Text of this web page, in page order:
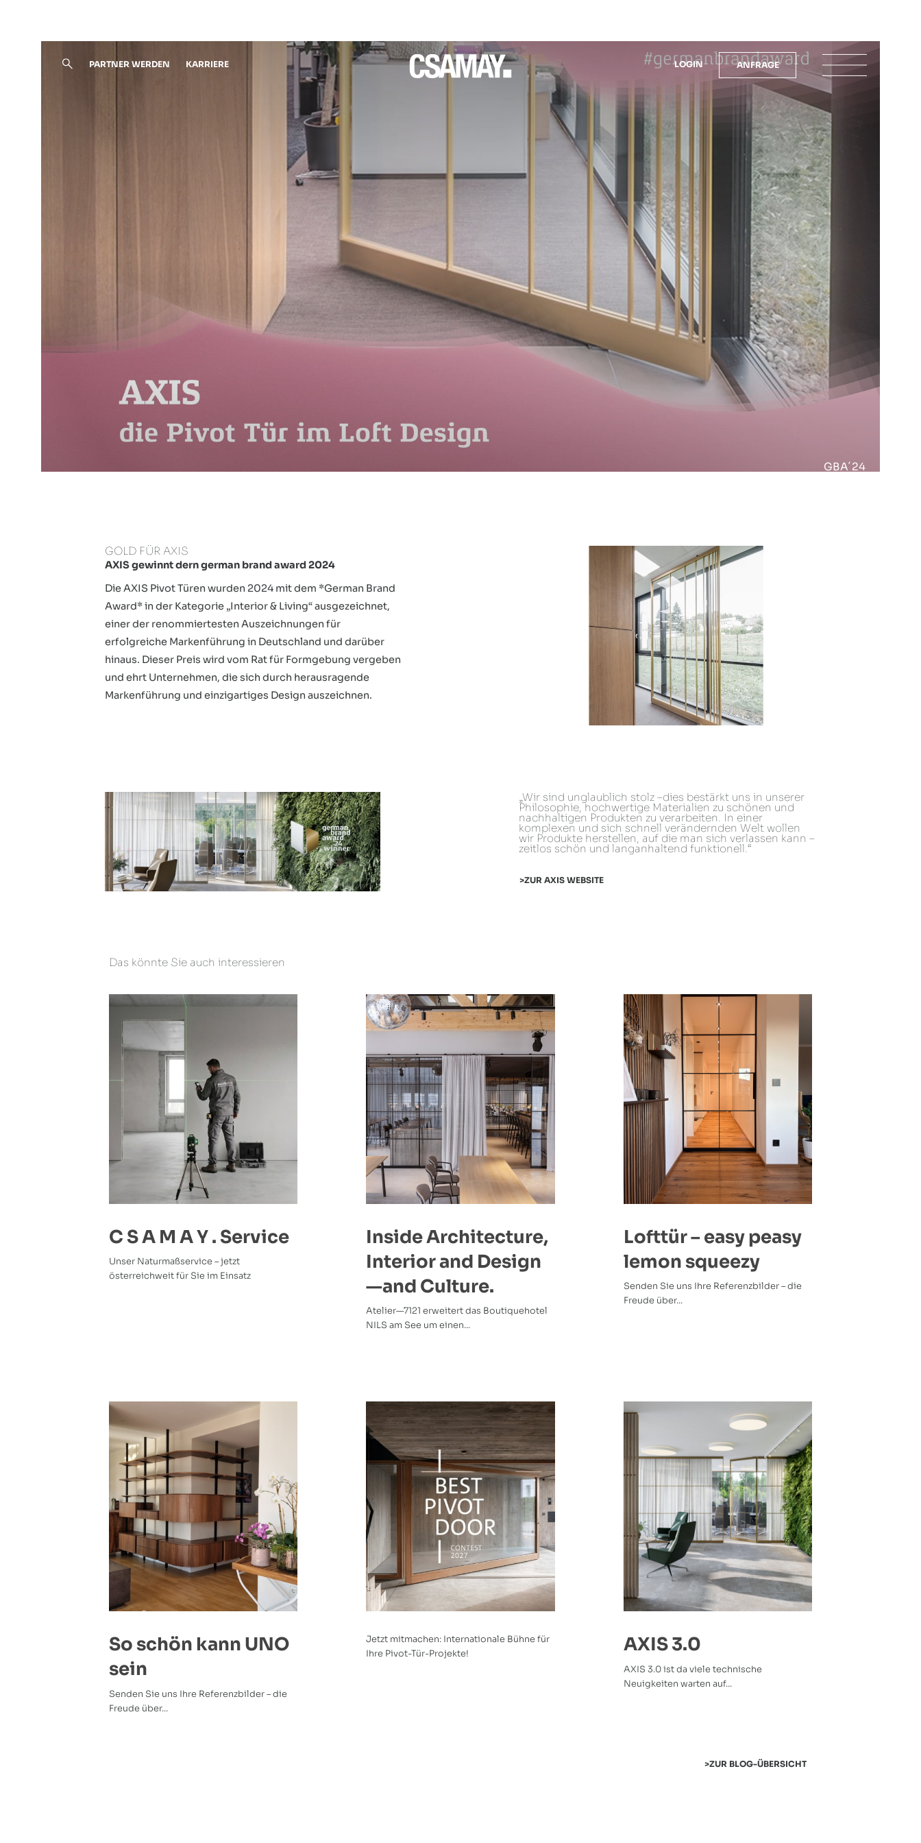
PARTNER WERDEN KARRIERE LOGIN ANFRAGE
Schiebetüren
SCHIEBETÜREN DREHTÜREN KORPUSDREHTÜREN
Kontakt
GBA´24
GOLD FÜR AXIS
AXIS gewinnt dern german brand award 2024
Die AXIS Pivot Türen wurden 2024 mit dem *German Brand
Award* in der Kategorie „Interior & Living“ ausgezeichnet,
einer der renommiertesten Auszeichnungen für
erfolgreiche Markenführung in Deutschland und darüber
hinaus. Dieser Preis wird vom Rat für Formgebung vergeben
und ehrt Unternehmen, die sich durch herausragende
Markenführung und einzigartiges Design auszeichnen.
„Wir sind unglaublich stolz –dies bestärkt uns in unserer
Philosophie, hochwertige Materialien zu schönen und
nachhaltigen Produkten zu verarbeiten. In einer
komplexen und sich schnell verändernden Welt wollen
wir Produkte herstellen, auf die man sich verlassen kann –
zeitlos schön und langanhaltend funktionell.“
ZUR AXIS WEBSITE
Das könnte Sie auch interessieren
C S A M A Y . Service
Unser Naturmaßservice – jetzt
österreichweit für Sie im Einsatz
Inside Architecture,
Interior and Design
—and Culture.
Atelier—7121 erweitert das Boutiquehotel
NILS am See um einen...
Lofttür – easy peasy
lemon squeezy
Senden Sie uns Ihre Referenzbilder – die
Freude über...
So schön kann UNO
sein
Senden Sie uns Ihre Referenzbilder – die
Freude über...
Jetzt mitmachen: Internationale Bühne für
Ihre Pivot-Tür-Projekte!
AXIS 3.0
AXIS 3.0 ist da viele technische
Neuigkeiten warten auf...
ZUR BLOG-ÜBERSICHT